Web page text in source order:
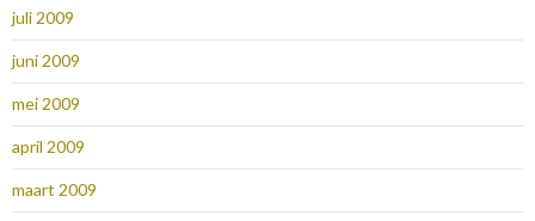
juli 2009
juni 2009
mei 2009
april 2009
maart 2009